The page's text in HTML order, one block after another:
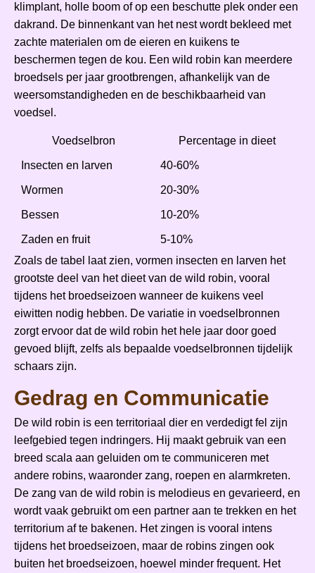
klimplant, holle boom of op een beschutte plek onder een
dakrand. De binnenkant van het nest wordt bekleed met
zachte materialen om de eieren en kuikens te
beschermen tegen de kou. Een wild robin kan meerdere
broedsels per jaar grootbrengen, afhankelijk van de
weersomstandigheden en de beschikbaarheid van
voedsel.
Voedselbron Percentage in dieet
Insecten en larven 40-60%
Wormen 20-30%
Bessen 10-20%
Zaden en fruit
5-10%
Zoals de tabel laat zien, vormen insecten en larven het
grootste deel van het dieet van de wild robin, vooral
tijdens het broedseizoen wanneer de kuikens veel
eiwitten nodig hebben. De variatie in voedselbronnen
zorgt ervoor dat de wild robin het hele jaar door goed
gevoed blijft, zelfs als bepaalde voedselbronnen tijdelijk
schaars zijn.
Gedrag en Communicatie
De wild robin is een territoriaal dier en verdedigt fel zijn
leefgebied tegen indringers. Hij maakt gebruik van een
breed scala aan geluiden om te communiceren met
andere robins, waaronder zang, roepen en alarmkreten.
De zang van de wild robin is melodieus en gevarieerd, en
wordt vaak gebruikt om een partner aan te trekken en het
territorium af te bakenen. Het zingen is vooral intens
tijdens het broedseizoen, maar de robins zingen ook
buiten het broedseizoen, hoewel minder frequent. Het